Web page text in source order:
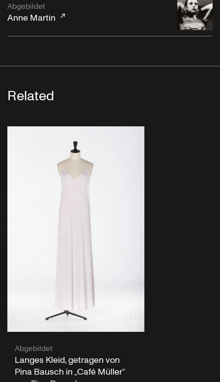
Abgebildet
Anne Martin
Related
Abgebildet
Langes Kleid, getragen von
Pina Bausch in „Café Müller“